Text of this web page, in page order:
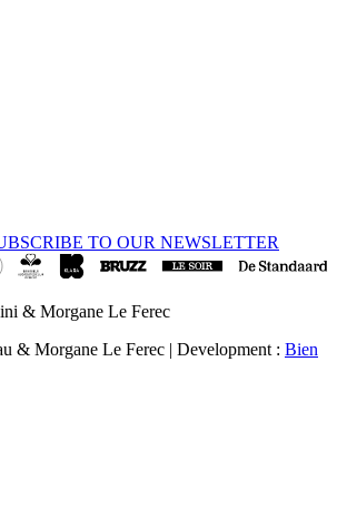
TO OUR NEWSLETTER
& Morgane Le Ferec
& Morgane Le Ferec | Development : Bien